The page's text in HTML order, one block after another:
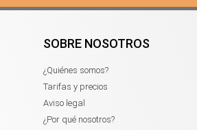
SOBRE NOSOTROS
¿Quiénes somos?
Tarifas y precios
Aviso legal
¿Por qué nosotros?